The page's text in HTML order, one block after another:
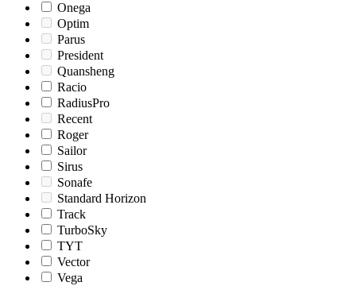
Onega
Optim
Parus
President
Quansheng
Racio
RadiusPro
Recent
Roger
Sailor
Sirus
Sonafe
Standard Horizon
Track
TurboSky
TYT
Vector
Vega